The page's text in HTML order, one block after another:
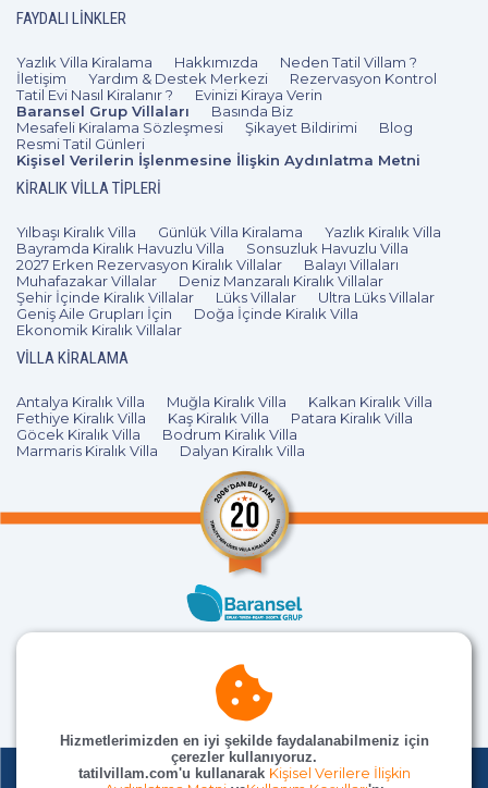
FAYDALI LINKLER
Yazlık Villa Kiralama Hakkımızda
Neden Tatil Villam ?
İletişim
Yardım & Destek Merkezi
Rezervasyon Kontrol
Tatil Evi Nasıl Kiralanır ?
Evinizi Kiraya Verin
Baransel Grup Villaları
Basında Biz
Mesafeli Kiralama Sözleşmesi
Şikayet Bildirimi
Blog
Resmi Tatil Günleri
Kişisel Verilerin İşlenmesine İlişkin Aydınlatma Metni
KIRALIK VILLA TIPLERI
Yılbaşı Kiralık Villa Günlük Villa Kiralama
Yazlık Kiralık Villa
Bayramda Kiralık Havuzlu Villa
Sonsuzluk Havuzlu Villa
2027 Erken Rezervasyon Kiralık Villalar
Balayı Villaları
Muhafazakar Villalar
Deniz Manzaralı Kiralık Villalar
Şehir İçinde Kiralık Villalar
Lüks Villalar
Ultra Lüks Villalar
Geniş Aile Grupları İçin
Doğa İçinde Kiralık Villa
Ekonomik Kiralık Villalar
VILLA KIRALAMA
Antalya Kiralık Villa Muğla Kiralık Villa
Kalkan Kiralık Villa
Fethiye Kiralık Villa
Kaş Kiralık Villa
Patara Kiralık Villa
Göcek Kiralık Villa
Bodrum Kiralık Villa
Marmaris Kiralık Villa
Dalyan Kiralık Villa
Hizmetlerimizden en iyi şekilde faydalanabilmeniz için
çerezler kullanıyoruz.
tatilvillam.com'u kullanarak Kişisel Verilere İlişkin